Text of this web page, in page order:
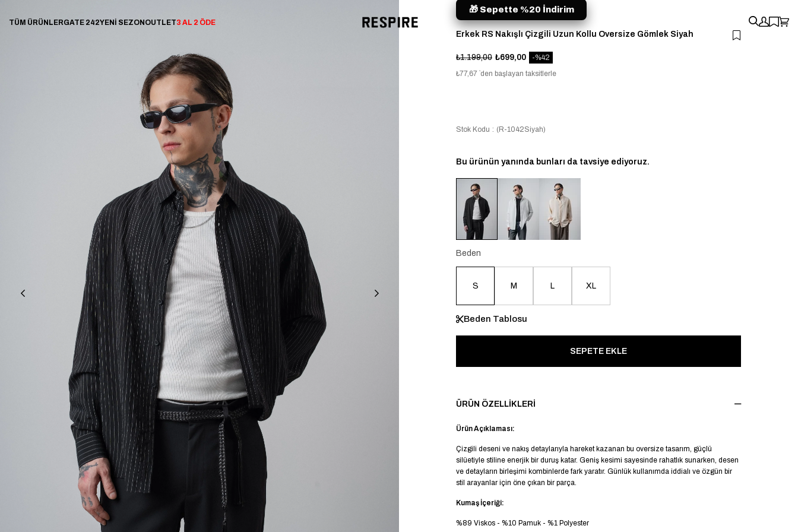
TÜM ÜRÜNLERGATE 242YENİ SEZONOUTLET3 AL 2 ÖDE
Erkek RS Nakışlı Çizgili Uzun Kollu Oversize Gömlek Siyah
₺1.199,00 ₺699,00
42
₺77,67 `den başlayan taksitlerle
🎁 Sepette %20 İndirim
Stok Kodu (R-1042Siyah)
Bu ürünün yanında bunları da tavsiye ediyoruz.
Beden
S M L XL
Beden Tablosu
ÜRÜN ÖZELLIKLERI
Ürün Açıklaması:
Çizgili deseni ve nakış detaylarıyla hareket kazanan bu oversize tasarım, güçlü
silüetiyle stiline enerjik bir duruş katar. Geniş kesimi sayesinde rahatlık sunarken, desen
ve detayların birleşimi kombinlerde fark yaratır. Günlük kullanımda iddialı ve özgün bir
stil arayanlar için öne çıkan bir parça.
Kumaş İçeriği:
%89 Viskos - %10 Pamuk - %1 Polyester